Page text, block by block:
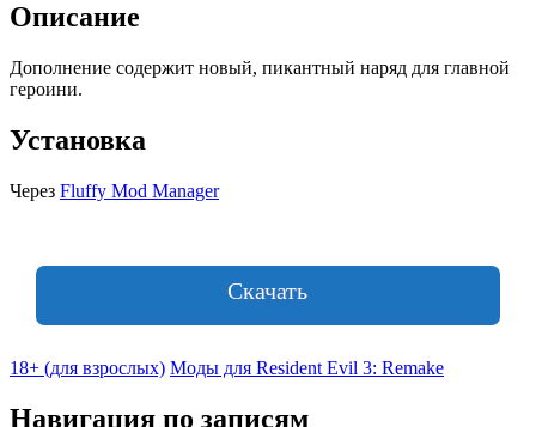
Описание
Дополнение содержит новый, пикантный наряд для главной
героини.
Установка
Через Fluffy Mod Manager
Скачать
18+ (для взрослых) Моды для Resident Evil 3: Remake
Навигация по записям